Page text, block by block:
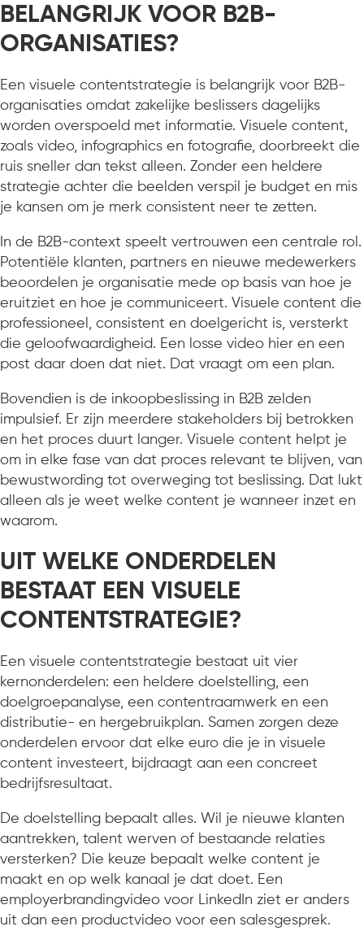
BELANGRIJK VOOR B2B-
ORGANISATIES?
Een visuele contentstrategie is belangrijk voor B2B-
organisaties omdat zakelijke beslissers dagelijks
worden overspoeld met informatie. Visuele content,
zoals video, infographics en fotografie, doorbreekt die
ruis sneller dan tekst alleen. Zonder een heldere
strategie achter die beelden verspil je budget en mis
je kansen om je merk consistent neer te zetten.
In de B2B-context speelt vertrouwen een centrale rol.
Potentiële klanten, partners en nieuwe medewerkers
beoordelen je organisatie mede op basis van hoe je
eruitziet en hoe je communiceert. Visuele content die
professioneel, consistent en doelgericht is, versterkt
die geloofwaardigheid. Een losse video hier en een
post daar doen dat niet. Dat vraagt om een plan.
Bovendien is de inkoopbeslissing in B2B zelden
impulsief. Er zijn meerdere stakeholders bij betrokken
en het proces duurt langer. Visuele content helpt je
om in elke fase van dat proces relevant te blijven, van
bewustwording tot overweging tot beslissing. Dat lukt
alleen als je weet welke content je wanneer inzet en
waarom.
UIT WELKE ONDERDELEN
BESTAAT EEN VISUELE
CONTENTSTRATEGIE?
Een visuele contentstrategie bestaat uit vier
kernonderdelen: een heldere doelstelling, een
doelgroepanalyse, een contentraamwerk en een
distributie- en hergebruikplan. Samen zorgen deze
onderdelen ervoor dat elke euro die je in visuele
content investeert, bijdraagt aan een concreet
bedrijfsresultaat.
De doelstelling bepaalt alles. Wil je nieuwe klanten
aantrekken, talent werven of bestaande relaties
versterken? Die keuze bepaalt welke content je
maakt en op welk kanaal je dat doet. Een
employerbrandingvideo voor LinkedIn ziet er anders
uit dan een productvideo voor een salesgesprek.